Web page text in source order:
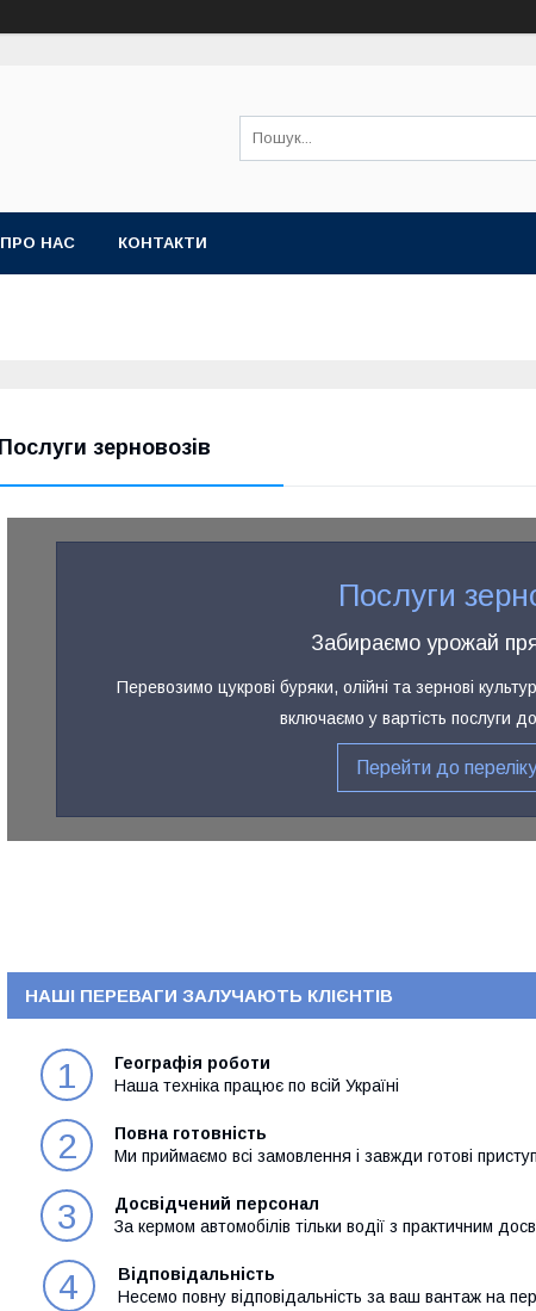
ПРО НАС КОНТАКТИ
Послуги зерновозів
Послуги
Забираємо урожай
Перевозимо цукрові буряки, олійні та зернові
включаємо у вартість послуги
Перейти до
НАШІ ПЕРЕВАГИ ЗАЛУЧАЮТЬ КЛІЄНТІВ
1
Географія роботи
Наша техніка працює по всій Україні
2
Повна готовність
Ми приймаємо всі замовлення і завжди готові
3
Досвідчений персонал
За кермом автомобілів тільки водії з практичним
4
Відповідальність
Несемо повну відповідальність за ваш вантаж на